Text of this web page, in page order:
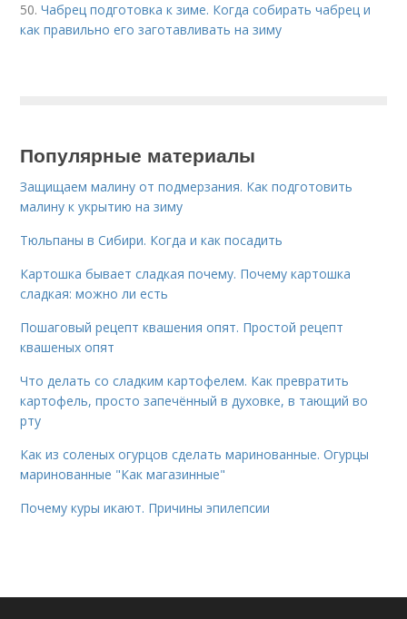
50.Чабрец подготовка к зиме. Когда собирать чабрец и
как правильно его заготавливать на зиму
Популярные материалы
Защищаем малину от подмерзания. Как подготовить
малину к укрытию на зиму
Тюльпаны в Сибири. Когда и как посадить
Картошка бывает сладкая почему. Почему картошка
сладкая: можно ли есть
Пошаговый рецепт квашения опят. Простой рецепт
квашеных опят
Что делать со сладким картофелем. Как превратить
картофель, просто запечённый в духовке, в тающий во
рту
Как из соленых огурцов сделать маринованные. Огурцы
маринованные "Как магазинные"
Почему куры икают. Причины эпилепсии